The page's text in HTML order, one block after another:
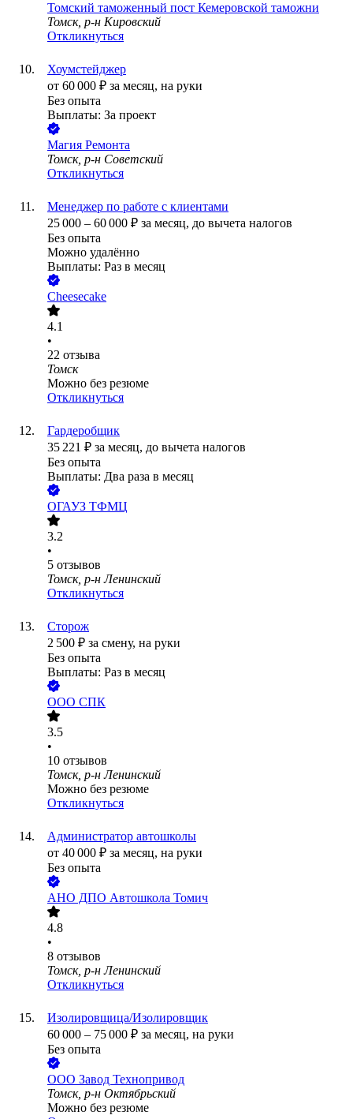
Томский таможенный пост Кемеровской таможни
Томск, р-н Кировский
Откликнуться
Хоумстейджер
от 60 000 ₽ за месяц, на руки
Без опыта
Выплаты: За проект
Магия Ремонта
Томск, р-н Советский
Откликнуться
Менеджер по работе с клиентами
25 000 – 60 000 ₽ за месяц, до вычета налогов
Без опыта
Можно удалённо
Выплаты: Раз в месяц
Cheesecake
4.1
•
22 отзыва
Томск
Можно без резюме
Откликнуться
Гардеробщик
35 221 ₽ за месяц, до вычета налогов
Без опыта
Выплаты: Два раза в месяц
ОГАУЗ ТФМЦ
3.2
•
5 отзывов
Томск, р-н Ленинский
Откликнуться
Сторож
2 500 ₽ за смену, на руки
Без опыта
Выплаты: Раз в месяц
ООО СПК
3.5
•
10 отзывов
Томск, р-н Ленинский
Можно без резюме
Откликнуться
Администратор автошколы
от 40 000 ₽ за месяц, на руки
Без опыта
АНО ДПО Автошкола Томич
4.8
•
8 отзывов
Томск, р-н Ленинский
Откликнуться
Изолировщица/Изолировщик
60 000 – 75 000 ₽ за месяц, на руки
Без опыта
ООО Завод Технопривод
Томск, р-н Октябрьский
Можно без резюме